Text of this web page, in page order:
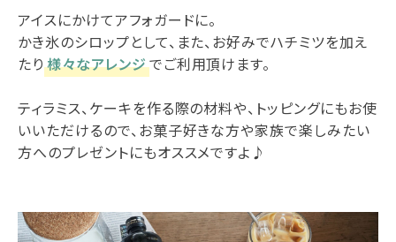
アイスにかけてアフォガードに。
かき氷のシロップとして、また、お好みでハチミツを加え
たり 様々なアレンジでご利用頂けます。
ティラミス、ケーキを作る際の材料や、トッピングにもお使
いいただけるので、お菓子好きな方や家族で楽しみたい
方へのプレゼントにもオススメですよ♪